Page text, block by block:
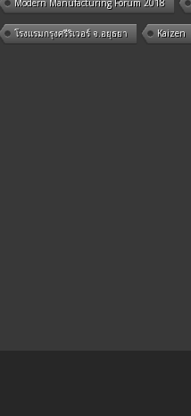
Modern Manufacturing Forum 2018
โรงแรมกรุงศรีริเวอร์ จ.อยุธยา Kaizen